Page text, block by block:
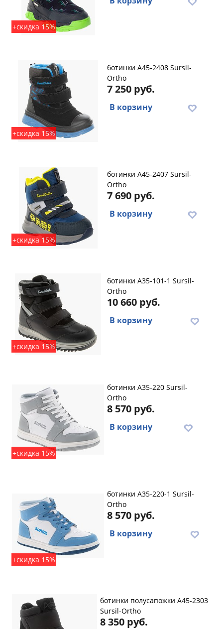
+скидка 15%
+скидка 15%
ботинки A45-2408 Sursil-
Ortho
7 250 руб.
В корзину
+скидка 15%
ботинки A45-2407 Sursil-
Ortho
7 690 руб.
В корзину
+скидка 15%
ботинки A35-101-1 Sursil-
Ortho
10 660 руб.
В корзину
+скидка 15%
ботинки A35-220 Sursil-
Ortho
8 570 руб.
В корзину
+скидка 15%
ботинки A35-220-1 Sursil-
Ortho
8 570 руб.
В корзину
ботинки полусапожки A45-2303
Sursil-Ortho
8 350 руб.